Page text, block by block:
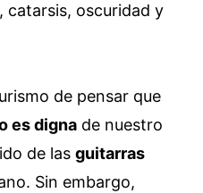
catarsis, oscuridad y
de pensar que
es digna de nuestro
de las guitarras
Sin embargo,